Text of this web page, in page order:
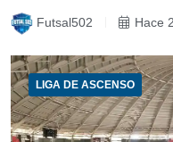
Futsal502 Hace
LIGA DE ASCENSO